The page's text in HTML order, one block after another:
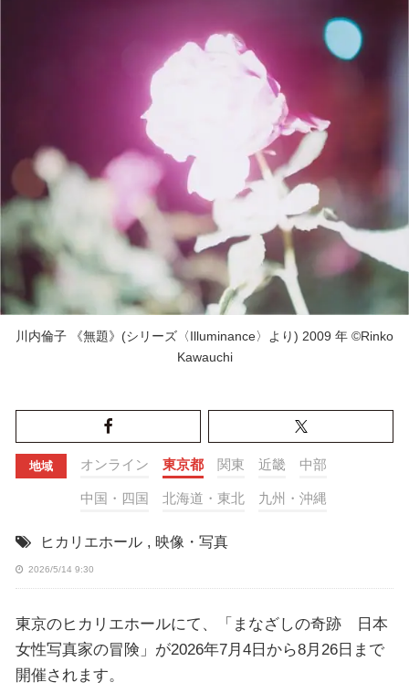
川内倫子 《無題》(シリーズ〈Illuminance〉より) 2009 年 ©Rinko
Kawauchi
地域 オンライン 東京都 関東 近畿 中部
中国・四国 北海道・東北 九州・沖縄
ヒカリエホール , 映像・写真
2026/5/14 9:30
東京のヒカリエホールにて、「まなざしの奇跡 日本
女性写真家の冒険」が2026年7月4日から8月26日まで
開催されます。